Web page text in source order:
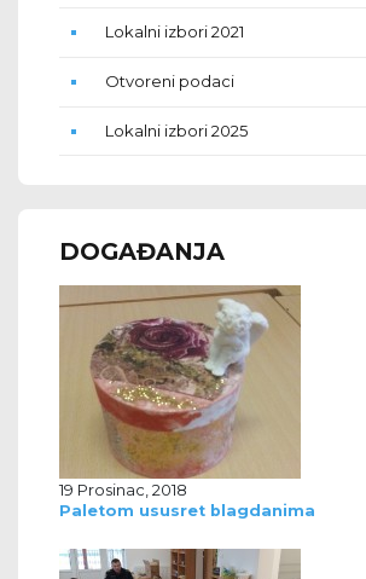
Lokalni izbori 2021
Otvoreni podaci
Lokalni izbori 2025
DOGAĐANJA
19 Prosinac, 2018
Paletom ususret blagdanima